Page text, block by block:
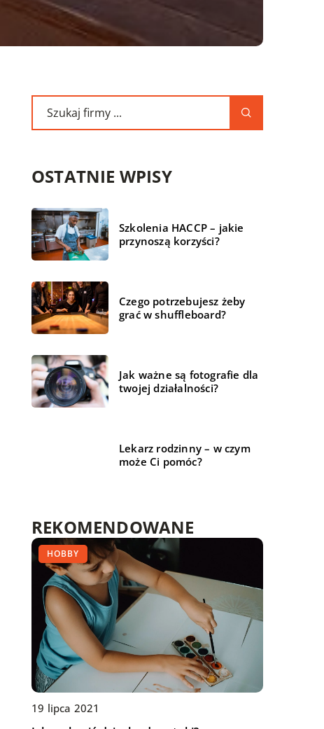
OSTATNIE WPISY
Szkolenia HACCP – jakie
przynoszą korzyści?
Czego potrzebujesz żeby
grać w shuffleboard?
Jak ważne są fotografie dla
twojej działalności?
Lekarz rodzinny – w czym
może Ci pomóc?
REKOMENDOWANE
TECHNIKA I MOTORYZACJA
10 stycznia 2022
HOBBY
19 lipca 2021
TECHNIKA I MOTORYZACJA
09 kwietnia 2022